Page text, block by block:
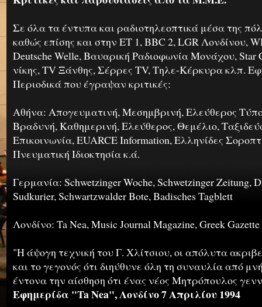
Σε όλα τα έντυπα και ραδιοτηλεοπτικά μέσα της
καθώς επίσης και στην ΕΤ 1, BBC 2, LGR Λονδίνου,
Deutsche Welle, Βαυαρική Ραδιοφωνία Μονάχου, Star
νίκης, TV Ξάνθης, Σέρρες TV, Τηλε-Κέρκυρα κλπ.
Περιοδικά που έγραψαν κριτικές:
Αθήνα: Απογευματινή, Μεσημβρινή, Ελεύθερος
Βραδυνή, Καθημερινή, Ελεύθερος, Θεμέλιο,
Επικοινωνία, EUARCE Information, Ελληνίδες
Πνευματική Ιδιοκτησία κ.ά.
Γερμανία: Schwetzinger Woche, Schwetzinger Zeitung,
Sudkurier, Schwartzwalder Bote, Badisches Tagblett
Λονδίνο: Ta Nea, Music Journal Magazine, Greek Gazette
"Η άψογη τεχνική του Γ. Χλίτσιου, οι απόλυτα
και το γεγονός ότι διηύθυνε όλη τη συναυλία από
έντονα την αίσθηση ότι ένας νέος Μητρόπουλος
Εφημερίδα "Ta Nea", Λονδίνο 7 Απριλίου 1994